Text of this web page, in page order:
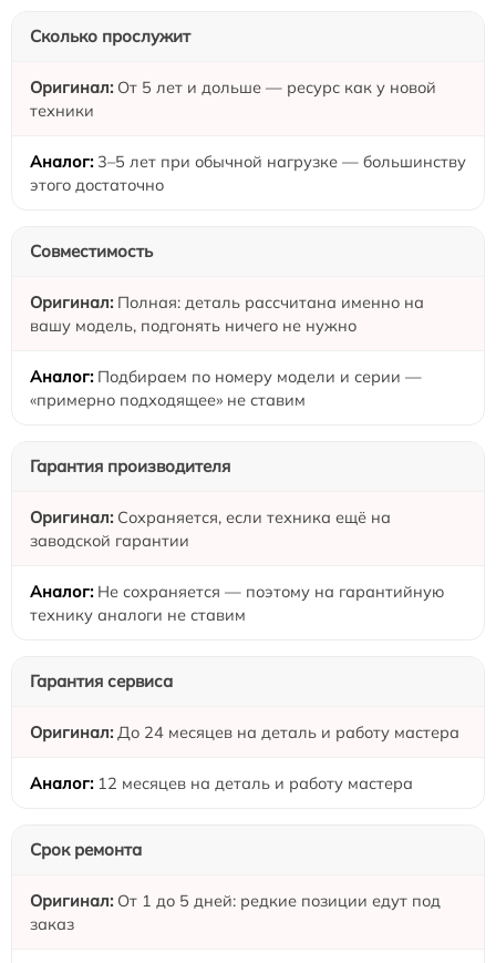
Сколько прослужит
От 5 лет и дольше — ресурс как у новой
техники
3–5 лет при обычной нагрузке — большинству
этого достаточно
Совместимость
Полная: деталь рассчитана именно на
вашу модель, подгонять ничего не нужно
Подбираем по номеру модели и серии —
«примерно подходящее» не ставим
Гарантия производителя
Сохраняется, если техника ещё на
заводской гарантии
Не сохраняется — поэтому на гарантийную
технику аналоги не ставим
Гарантия сервиса
До 24 месяцев на деталь и работу мастера
12 месяцев на деталь и работу мастера
Срок ремонта
От 1 до 5 дней: редкие позиции едут под
заказ